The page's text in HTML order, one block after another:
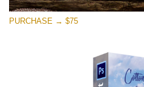
PURCHASE → $75